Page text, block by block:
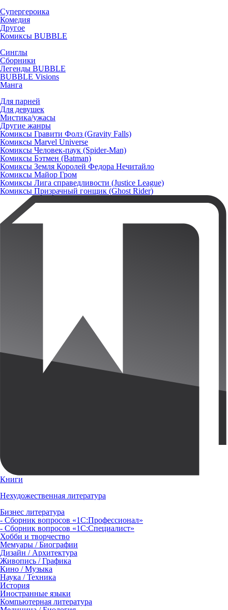
Супергероика
Комедия
Другое
Комиксы BUBBLE
Синглы
Сборники
Легенды BUBBLE
BUBBLE Visions
Манга
Для парней
Для девушек
Мистика/ужасы
Другие жанры
Комиксы Гравити Фолз (Gravity Falls)
Комиксы Marvel Universe
Комиксы Человек-паук (Spider-Man)
Комиксы Бэтмен (Batman)
Комиксы Земля Королей Федора Нечитайло
Комиксы Майор Гром
Комиксы Лига справедливости (Justice League)
Комиксы Призрачный гонщик (Ghost Rider)
Книги
Нехудожественная литература
Бизнес литература
- Сборник вопросов «1С:Профессионал»
- Сборник вопросов «1С:Специалист»
Хобби и творчество
Мемуары / Биографии
Дизайн / Архитектура
Живопись / Графика
Кино / Музыка
Наука / Техника
История
Иностранные языки
Компьютерная литература